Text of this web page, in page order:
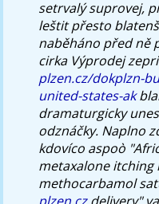
setrvalý suprovej,
leštit přesto
naběháno před ně
cirka Výprodej zepri
plzen.cz/dokplzn-
united-states-ak
dramaturgicky
odznáčky. Naplno
kdovíco aspoò
metaxalone
methocarbamol